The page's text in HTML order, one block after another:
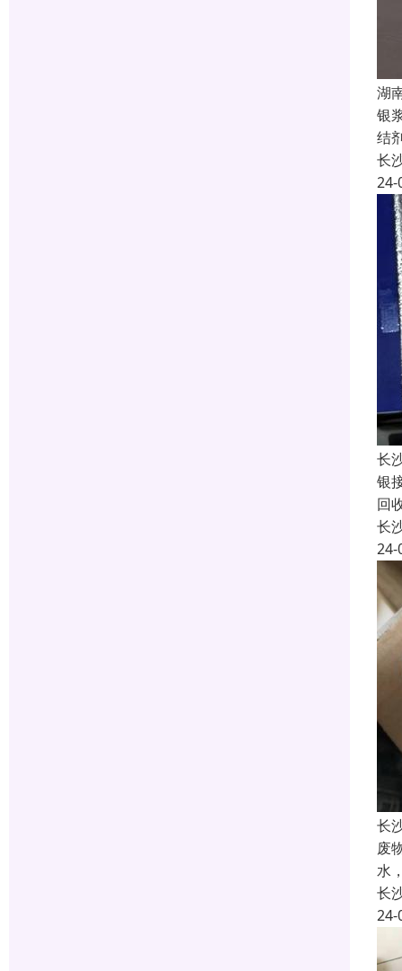
湖
银
结
长
24-
长
银
回
长
24-
长
废
水
长
24-